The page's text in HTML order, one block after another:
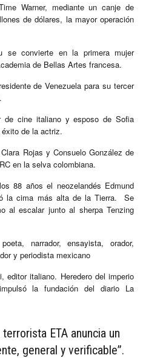
Warner, mediante un canje de
de dólares, la mayor operación
se convierte en la primera mujer
de Bellas Artes francesa.
de Venezuela para su tercer
de cine italiano y esposo de Sofia
de la actriz.
Rojas y Consuelo González de
en la selva colombiana.
88 años el neozelandés Edmund
la cima más alta de la Tierra. Se
al escalar junto al sherpa Tenzing
narrador, ensayista, orador,
y periodista mexicano
editor italiano. Heredero del imperio
la fundación del diario La
ETA anuncia un
general y verificable”.